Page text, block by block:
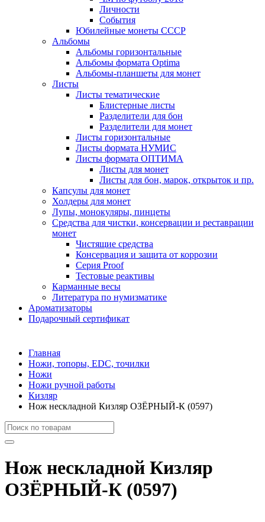
Личности
События
Юбилейные монеты СССР
Альбомы
Альбомы горизонтальные
Альбомы формата Optima
Альбомы-планшеты для монет
Листы
Листы тематические
Блистерные листы
Разделители для бон
Разделители для монет
Листы горизонтальные
Листы формата НУМИС
Листы формата ОПТИМА
Листы для монет
Листы для бон, марок, открыток и пр.
Капсулы для монет
Холдеры для монет
Лупы, монокуляры, пинцеты
Средства для чистки, консервации и реставрации
монет
Чистящие средства
Консервация и защита от коррозии
Серия Proof
Тестовые реактивы
Карманные весы
Литература по нумизматике
Ароматизаторы
Подарочный сертификат
Главная
Ножи, топоры, EDC, точилки
Ножи
Ножи ручной работы
Кизляр
Нож нескладной Кизляр ОЗЁРНЫЙ-К (0597)
Нож нескладной Кизляр
ОЗЁРНЫЙ-К (0597)